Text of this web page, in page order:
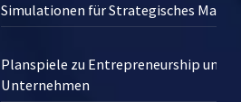
Simulationen für Strategisches
Planspiele zu Entrepreneurship und
Unternehmen